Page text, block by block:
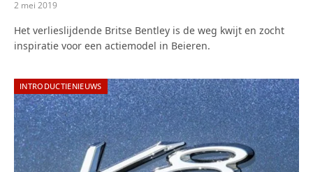
2 mei 2019
Het verlieslijdende Britse Bentley is de weg kwijt en zocht
inspiratie voor een actiemodel in Beieren.
INTRODUCTIENIEUWS